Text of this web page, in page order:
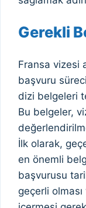
Gerekli
Fransa vizesi
başvuru
dizi belgeleri
Bu belgeler,
İlk olarak,
en önemli
başvurusu
geçerli